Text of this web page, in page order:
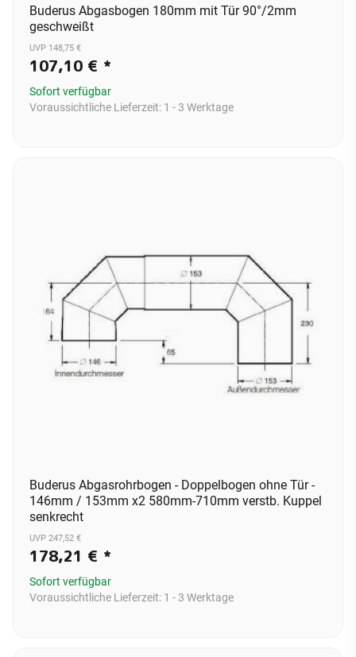
Buderus Abgasbogen 180mm mit Tür 90°/2mm
geschweißt
UVP 148,75 €
107,10 € *
Sofort verfügbar
Voraussichtliche Lieferzeit: 1 - 3 Werktage
Buderus Abgasrohrbogen - Doppelbogen ohne Tür -
146mm / 153mm x2 580mm-710mm verstb. Kuppel
senkrecht
UVP 247,52 €
178,21 € *
Sofort verfügbar
Voraussichtliche Lieferzeit: 1 - 3 Werktage